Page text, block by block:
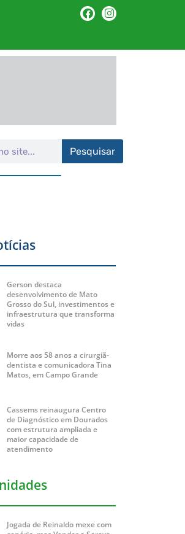
Pesquisar
Gerson destaca
desenvolvimento de Mato
Grosso do Sul, investimentos e
infraestrutura que transforma
vidas
Morre aos 58 anos a cirurgiã-
dentista e comunicadora Tina
Matos, em Campo Grande
Cassems reinaugura Centro
de Diagnóstico em Dourados
com estrutura ampliada e
maior capacidade de
atendimento
Jogada de Reinaldo mexe com